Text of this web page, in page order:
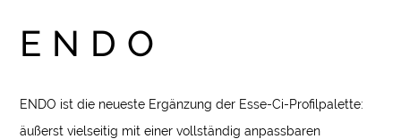
ENDO
ENDO ist die neueste Ergänzung der Esse-Ci-Profilpalette:
äußerst vielseitig mit einer vollständig anpassbaren